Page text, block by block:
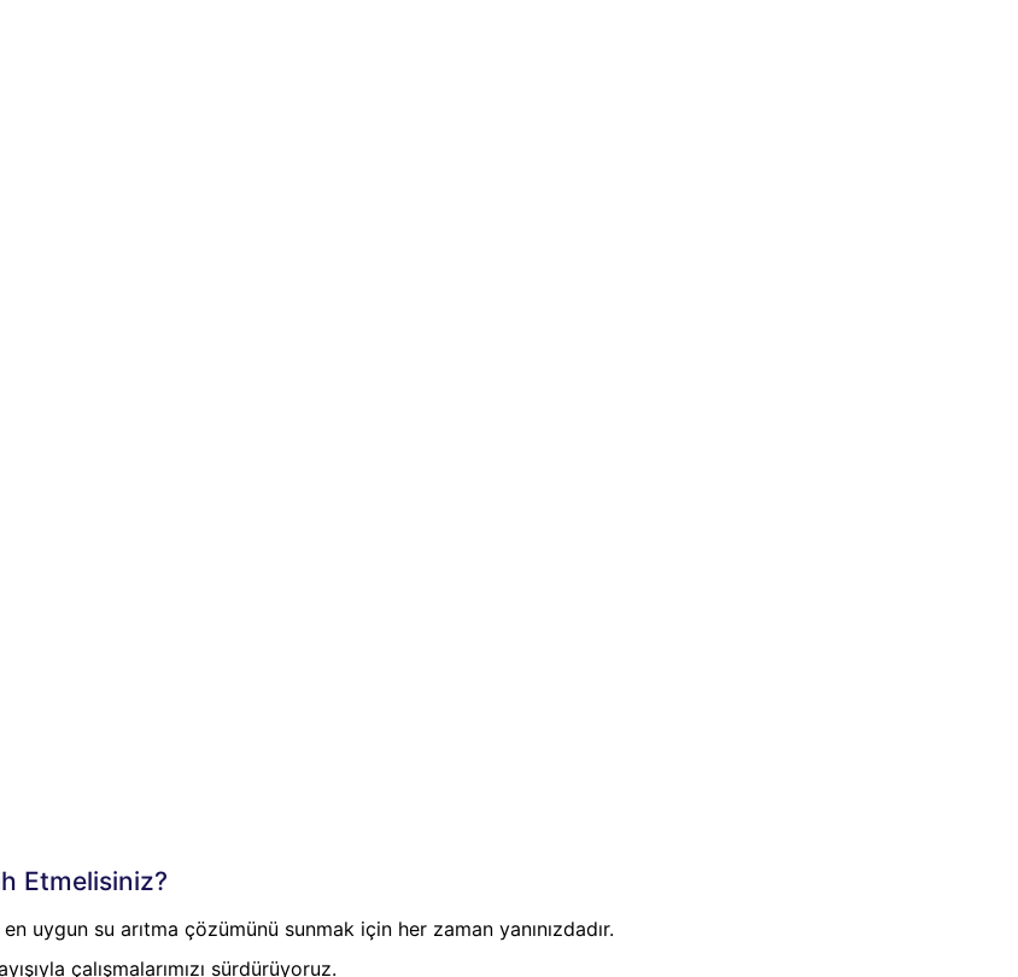
Etmelisiniz?
uygun su arıtma çözümünü sunmak için her zaman yanınızdadır.
çalışmalarımızı sürdürüyoruz.